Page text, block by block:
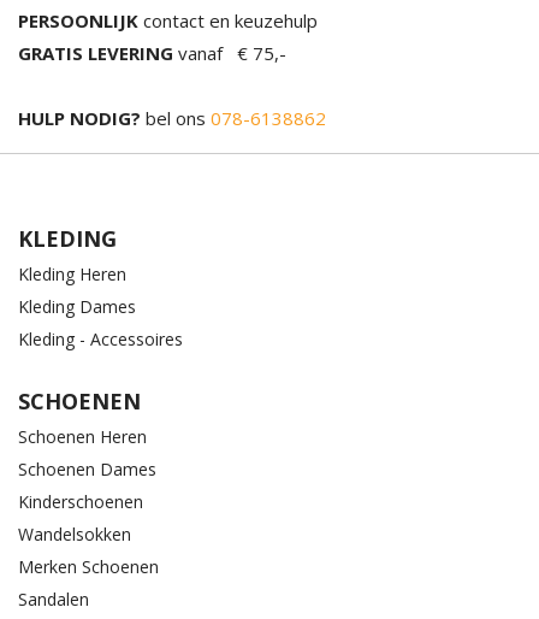
PERSOONLIJK contact en keuzehulp
GRATIS LEVERING vanaf € 75,-
HULP NODIG? bel ons 078-6138862
KLEDING
Kleding Heren
Kleding Dames
Kleding - Accessoires
SCHOENEN
Schoenen Heren
Schoenen Dames
Kinderschoenen
Wandelsokken
Merken Schoenen
Sandalen